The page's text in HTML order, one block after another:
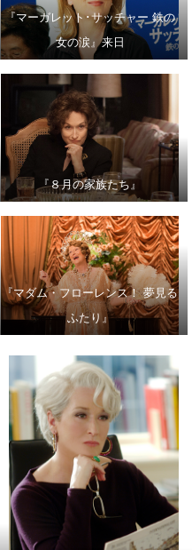
『マーガレット･サッチャー 鉄の
女の涙』来日
『８月の家族たち』
『マダム・フローレンス！ 夢見る
ふたり』